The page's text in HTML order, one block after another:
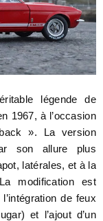
légende de
1967, à l’occasion
». La version
son allure plus
latérales, et à la
modification est
de feux
et l’ajout d’un